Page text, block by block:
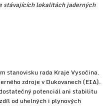
stávajících lokalitách jaderných
stanovisku rada Kraje Vysočina.
zdroje v Dukovanech (EIA).
potenciál ani stabilitu
od uhelných i plynových